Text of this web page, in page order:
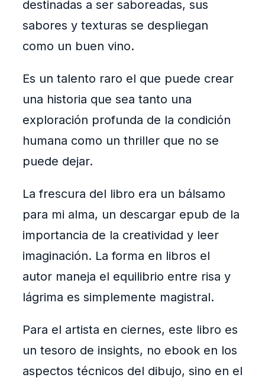
destinadas a ser saboreadas, sus
sabores y texturas se despliegan
como un buen vino.
Es un talento raro el que puede crear
una historia que sea tanto una
exploración profunda de la condición
humana como un thriller que no se
puede dejar.
La frescura del libro era un bálsamo
para mi alma, un descargar epub de la
importancia de la creatividad y leer
imaginación. La forma en libros el
autor maneja el equilibrio entre risa y
lágrima es simplemente magistral.
Para el artista en ciernes, este libro es
un tesoro de insights, no ebook en los
aspectos técnicos del dibujo, sino en el